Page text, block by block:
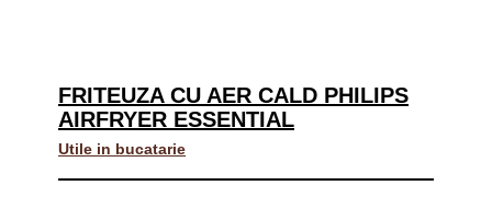
FRITEUZA CU AER CALD PHILIPS
AIRFRYER ESSENTIAL
Utile in bucatarie